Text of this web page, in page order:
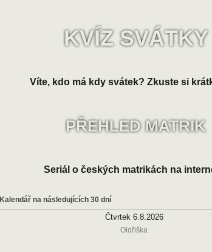
KVÍZ SVÁTKY
Víte, kdo má kdy svátek? Zkuste si
PŘEHLED MATRIK
Seriál o českých matrikách na
Kalendář na následujících 30 dní
Čtvrtek 6.8.2026
Oldřiška